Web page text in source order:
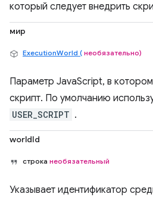
который следует внедрить
мир
ExecutionWorld ( необязательно)
Параметр JavaScript, в
скрипт. По умолчанию
USER_SCRIPT .
worldId
строка необязательный
Указывает идентификатор